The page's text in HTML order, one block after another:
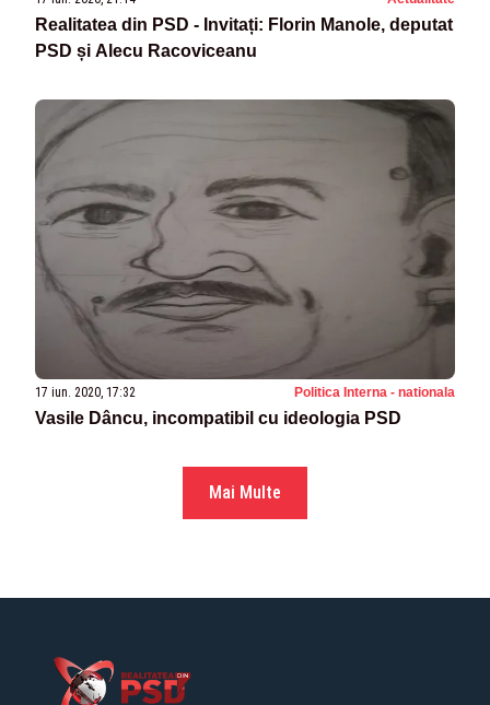
Realitatea din PSD - Invitați: Florin Manole, deputat
PSD și Alecu Racoviceanu
17 iun. 2020, 17:32 Politica Interna - nationala
Vasile Dâncu, incompatibil cu ideologia PSD
Mai Multe